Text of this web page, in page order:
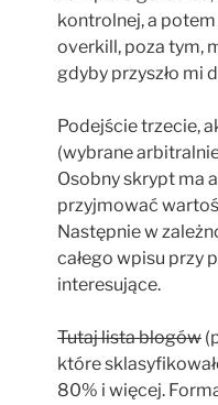
kontrolnej, a
overkill, poza tym,
gdyby przyszło mi
Podejście trzecie,
(wybrane
Osobny skrypt ma
przyjmować
Następnie w
całego wpisu przy
interesujące.
Tutaj lista blogów
które
80% i więcej.